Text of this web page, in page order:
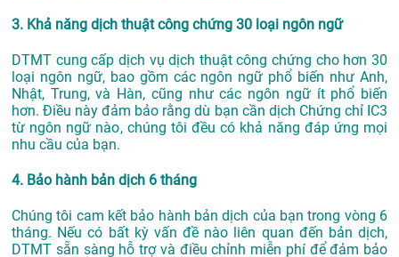
3. Khả năng dịch thuật công chứng 30 loại ngôn ngữ
DTMT cung cấp dịch vụ dịch thuật công chứng cho hơn 30
loại ngôn ngữ, bao gồm các ngôn ngữ phổ biến như Anh,
Nhật, Trung, và Hàn, cũng như các ngôn ngữ ít phổ biến
hơn. Điều này đảm bảo rằng dù bạn cần dịch Chứng chỉ IC3
từ ngôn ngữ nào, chúng tôi đều có khả năng đáp ứng mọi
nhu cầu của bạn.
4. Bảo hành bản dịch 6 tháng
Chúng tôi cam kết bảo hành bản dịch của bạn trong vòng 6
tháng. Nếu có bất kỳ vấn đề nào liên quan đến bản dịch,
DTMT sẵn sàng hỗ trợ và điều chỉnh miễn phí để đảm bảo